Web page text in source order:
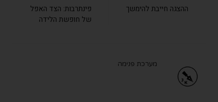
ההצגה חייבת להימשך
פינתרבות: הצד האפל
של חופשת הלידה
מערכת פנימה